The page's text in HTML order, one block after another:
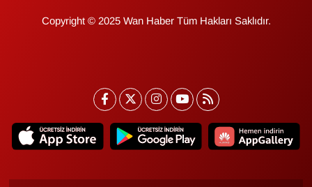
Copyright © 2025 Wan Haber Tüm Hakları Saklıdır.